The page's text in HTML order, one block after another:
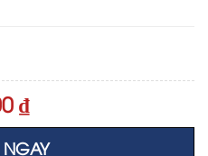
₫Current
price
is: